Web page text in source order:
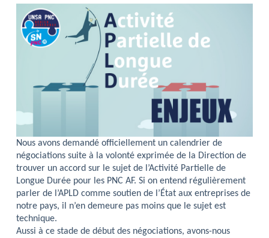
Nous avons demandé officiellement un calendrier de
négociations suite à la volonté exprimée de la Direction de
trouver un accord sur le sujet de l’Activité Partielle de
Longue Durée pour les PNC AF. Si on entend régulièrement
parler de l’APLD comme soutien de l’État aux entreprises de
notre pays, il n’en demeure pas moins que le sujet est
technique.
Aussi à ce stade de début des négociations, avons-nous